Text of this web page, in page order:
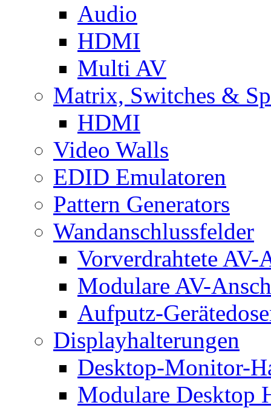
Audio
HDMI
Multi AV
Matrix, Switches &
HDMI
Video Walls
EDID Emulatoren
Pattern Generators
Wandanschlussfelder
Vorverdrahtete AV-
Modulare AV-
Aufputz-
Displayhalterungen
Desktop-Monitor-
Modulare Desktop